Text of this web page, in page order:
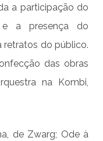
a participação do
a presença do
retratos do público.
das obras
na Kombi,
de Zwarg; Ode à